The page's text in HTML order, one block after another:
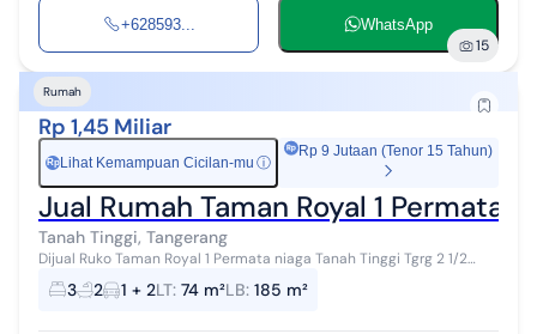
+628593... WhatsApp
15
Rumah
Rp 1,45 Miliar
Rp Lihat Kemampuan Cicilan-mu ⓘ
Rp 9 Jutaan (Tenor 15 Tahun)
Jual Rumah Taman Royal 1 Permata
Tanah Tinggi, Tangerang
Dijual Ruko Taman Royal 1 Permata niaga Tanah Tinggi Tgrg 2 1/2
Lantai Luas Tanah 74,25m2 Luas Bangunan 185m2 4,5x16,5 Kamar
Tidur 3 Kamar Mandi 2...
3 2 1 + 2LT: 74 m²LB: 185 m²